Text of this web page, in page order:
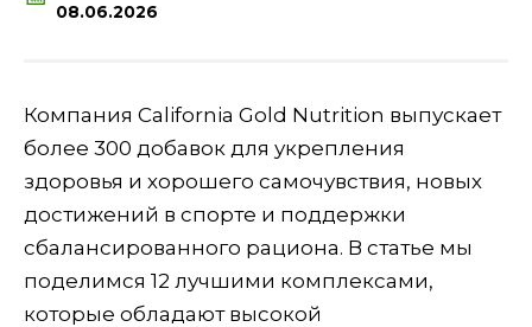
08.06.2026
Компания California Gold Nutrition выпускает
более 300 добавок для укрепления
здоровья и хорошего самочувствия, новых
достижений в спорте и поддержки
сбалансированного рациона. В статье мы
поделимся 12 лучшими комплексами,
которые обладают высокой